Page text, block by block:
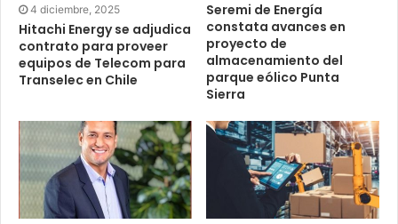
4 diciembre, 2025
Hitachi Energy se adjudica
contrato para proveer
equipos de Telecom para
Transelec en Chile
Seremi de Energía
constata avances en
proyecto de
almacenamiento del
parque eólico Punta
Sierra